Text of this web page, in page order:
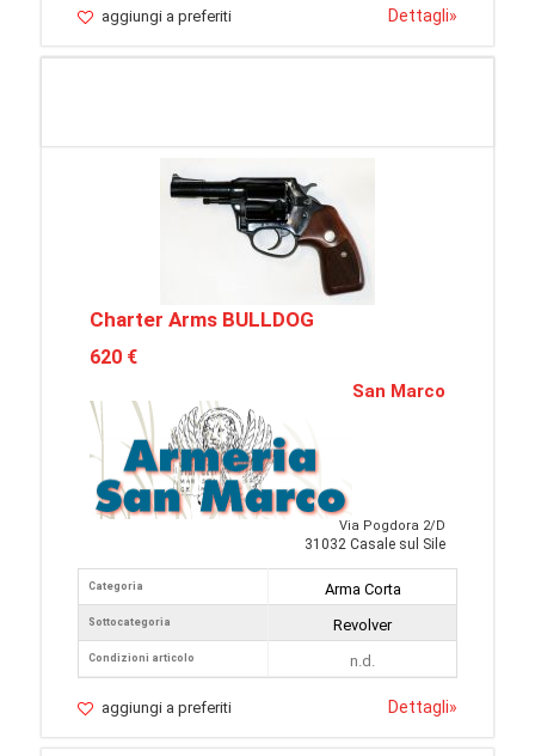
aggiungi a preferiti Dettagli»
Charter Arms BULLDOG
620 €
San Marco
Via Pogdora 2/D
31032 Casale sul Sile
Categoria
Sottocategoria
Condizioni articolo
Arma Corta
Revolver
n.d.
aggiungi a preferiti Dettagli»